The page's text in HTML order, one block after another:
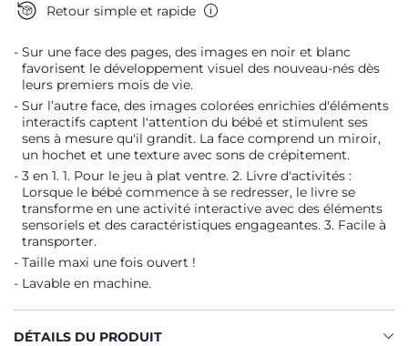
Retour simple et rapide
Sur une face des pages, des images en noir et blanc
favorisent le développement visuel des nouveau-nés dès
leurs premiers mois de vie.
Sur l’autre face, des images colorées enrichies d'éléments
interactifs captent l'attention du bébé et stimulent ses
sens à mesure qu'il grandit. La face comprend un miroir,
un hochet et une texture avec sons de crépitement.
3 en 1. 1. Pour le jeu à plat ventre. 2. Livre d'activités :
Lorsque le bébé commence à se redresser, le livre se
transforme en une activité interactive avec des éléments
sensoriels et des caractéristiques engageantes. 3. Facile à
transporter.
Taille maxi une fois ouvert !
Lavable en machine.
DÉTAILS DU PRODUIT